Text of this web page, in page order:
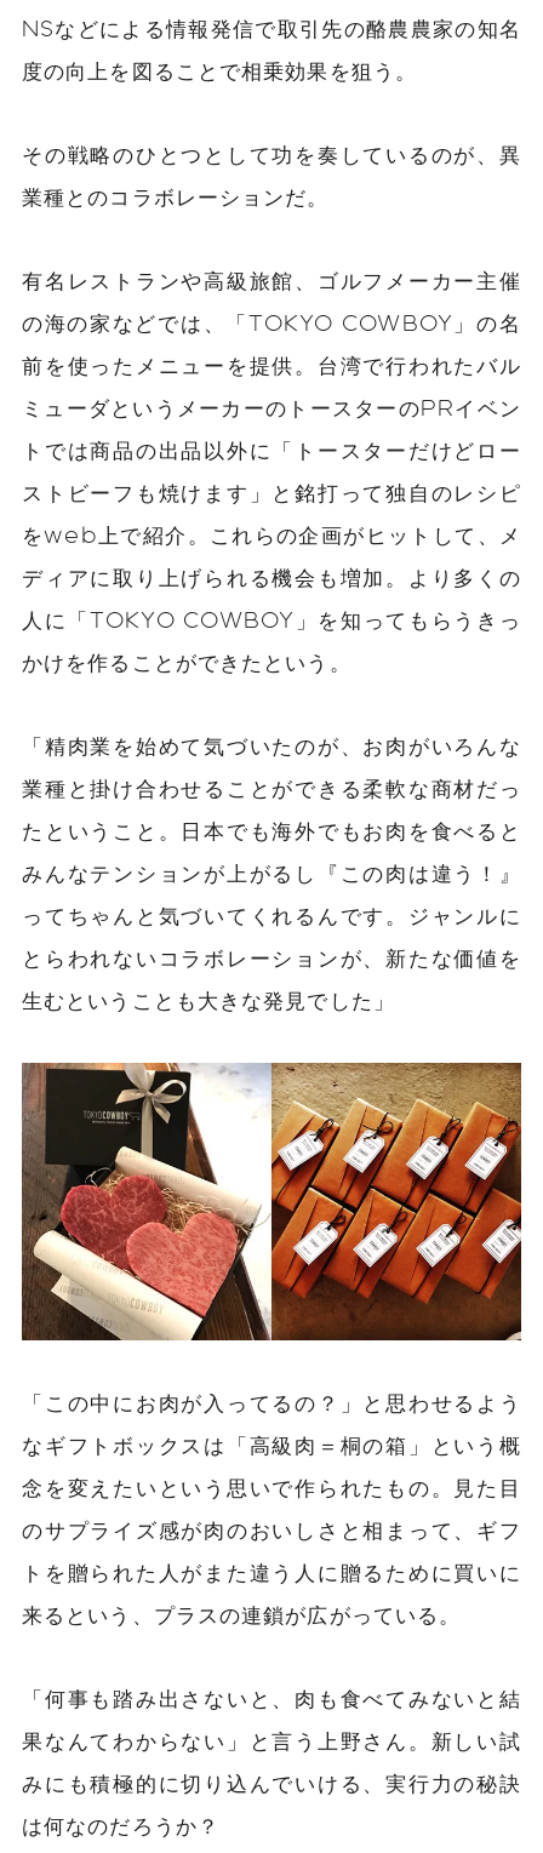
NSなどによる情報発信で取引先の酪農農家の知名
度の向上を図ることで相乗効果を狙う。
その戦略のひとつとして功を奏しているのが、異
業種とのコラボレーションだ。
有名レストランや高級旅館、ゴルフメーカー主催
の海の家などでは、「TOKYO COWBOY」の名
前を使ったメニューを提供。台湾で行われたバル
ミューダというメーカーのトースターのPRイベン
トでは商品の出品以外に「トースターだけどロー
ストビーフも焼けます」と銘打って独自のレシピ
をweb上で紹介。これらの企画がヒットして、メ
ディアに取り上げられる機会も増加。より多くの
人に「TOKYO COWBOY」を知ってもらうきっ
かけを作ることができたという。
「精肉業を始めて気づいたのが、お肉がいろんな
業種と掛け合わせることができる柔軟な商材だっ
たということ。日本でも海外でもお肉を食べると
みんなテンションが上がるし『この肉は違う！』
ってちゃんと気づいてくれるんです。ジャンルに
とらわれないコラボレーションが、新たな価値を
生むということも大きな発見でした」
「この中にお肉が入ってるの？」と思わせるよう
なギフトボックスは「高級肉＝桐の箱」という概
念を変えたいという思いで作られたもの。見た目
のサプライズ感が肉のおいしさと相まって、ギフ
トを贈られた人がまた違う人に贈るために買いに
来るという、プラスの連鎖が広がっている。
「何事も踏み出さないと、肉も食べてみないと結
果なんてわからない」と言う上野さん。新しい試
みにも積極的に切り込んでいける、実行力の秘訣
は何なのだろうか？